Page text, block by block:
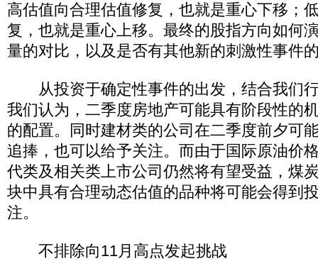
高估值向合理估值修复，也就是重心下移；
复，也就是重心上移。最终的股指方向如何
量的对比，以及是否有其他新的刺激性事件
从投资于确定性事件的出发，结合我们
我们认为，二季度房地产可能具有阶段性的
的配置。同时建材类的公司在二季度前夕可
追捧，也可以给予关注。而由于国际原油价
代类及相关类上市公司仍然将有望受益，煤
块中具有合理动态估值的品种将可能会得到
注。
不排除向11月高点发起挑战